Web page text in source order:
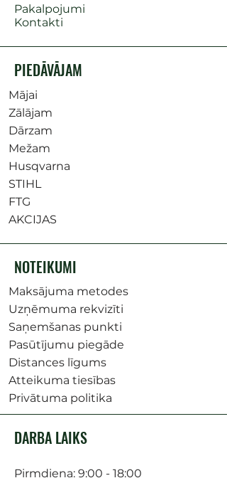
Pakalpojumi
Kontakti
PIEDĀVĀJAM
Mājai
Zālājam
Dārzam
Mežam
Husqvarna
STIHL
FTG
AKCIJAS
NOTEIKUMI
Maksājuma metodes
Uzņēmuma rekvizīti
Saņemšanas punkti
Pasūtījumu piegāde
Distances līgums
Atteikuma tiesības
Privātuma politika
DARBA LAIKS
Pirmdiena: 9:00 - 18:00